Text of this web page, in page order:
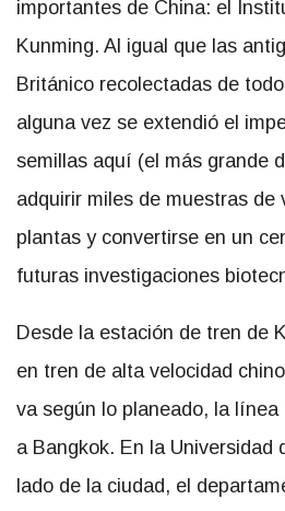
importantes de China: el
Kunming. Al igual que las
Británico recolectadas de
alguna vez se extendió el
semillas aquí (el más grande
adquirir miles de muestras de
plantas y convertirse en un
futuras investigaciones
Desde la estación de tren de
en tren de alta velocidad
va según lo planeado, la
a Bangkok. En la Universidad
lado de la ciudad, el